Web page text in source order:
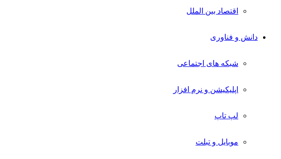
اقتصاد بین الملل
دانش و فناوری
شبکه های اجتماعی
اپلیکیشن و نرم افزار
لپ تاپ
موبایل و تبلت